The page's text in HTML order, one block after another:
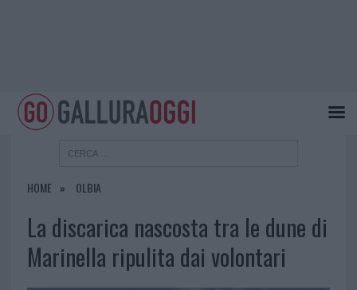
HOME OLBIA
La discarica nascosta tra le dune di
Marinella ripulita dai volontari